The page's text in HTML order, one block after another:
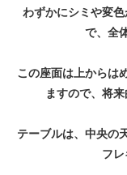
わずかにシミや変
で、全
この座面は上からは
ますので、将
テーブルは、中央の
フレ